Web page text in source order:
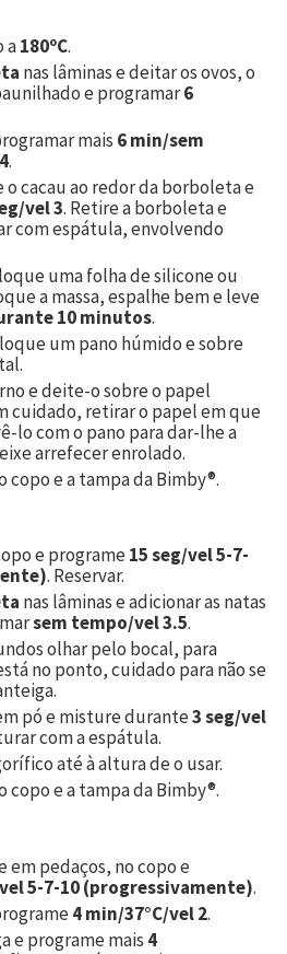
a180ºC.
nas lâminas e deitar os ovos, o
e programar6
mais 6 min/sem
.
o cacau ao redor da borboleta e
vel 3. Retire a borboleta e
com espátula, envolvendo
uma folha de silicone ou
a massa, espalhe bem e leve
10 minutos.
um pano húmido e sobre
e deite-o sobre o papel
cuidado, retirar o papel em que
lo com o pano para dar-lhe a
arrefecer enrolado.
copo e a tampa da Bimby®.
e programe15 seg/vel 5-7-
. Reservar.
nas lâminas e adicionar as natas
sem tempo/vel 3.5.
olhar pelo bocal, para
no ponto, cuidado para não se
pó e misture durante3 seg/vel
com a espátula.
até à altura de o usar.
copo e a tampa da Bimby®.
em pedaços, no copo e
5-7-10 (progressivamente).
4 min/37°C/vel 2.
e programe mais 4